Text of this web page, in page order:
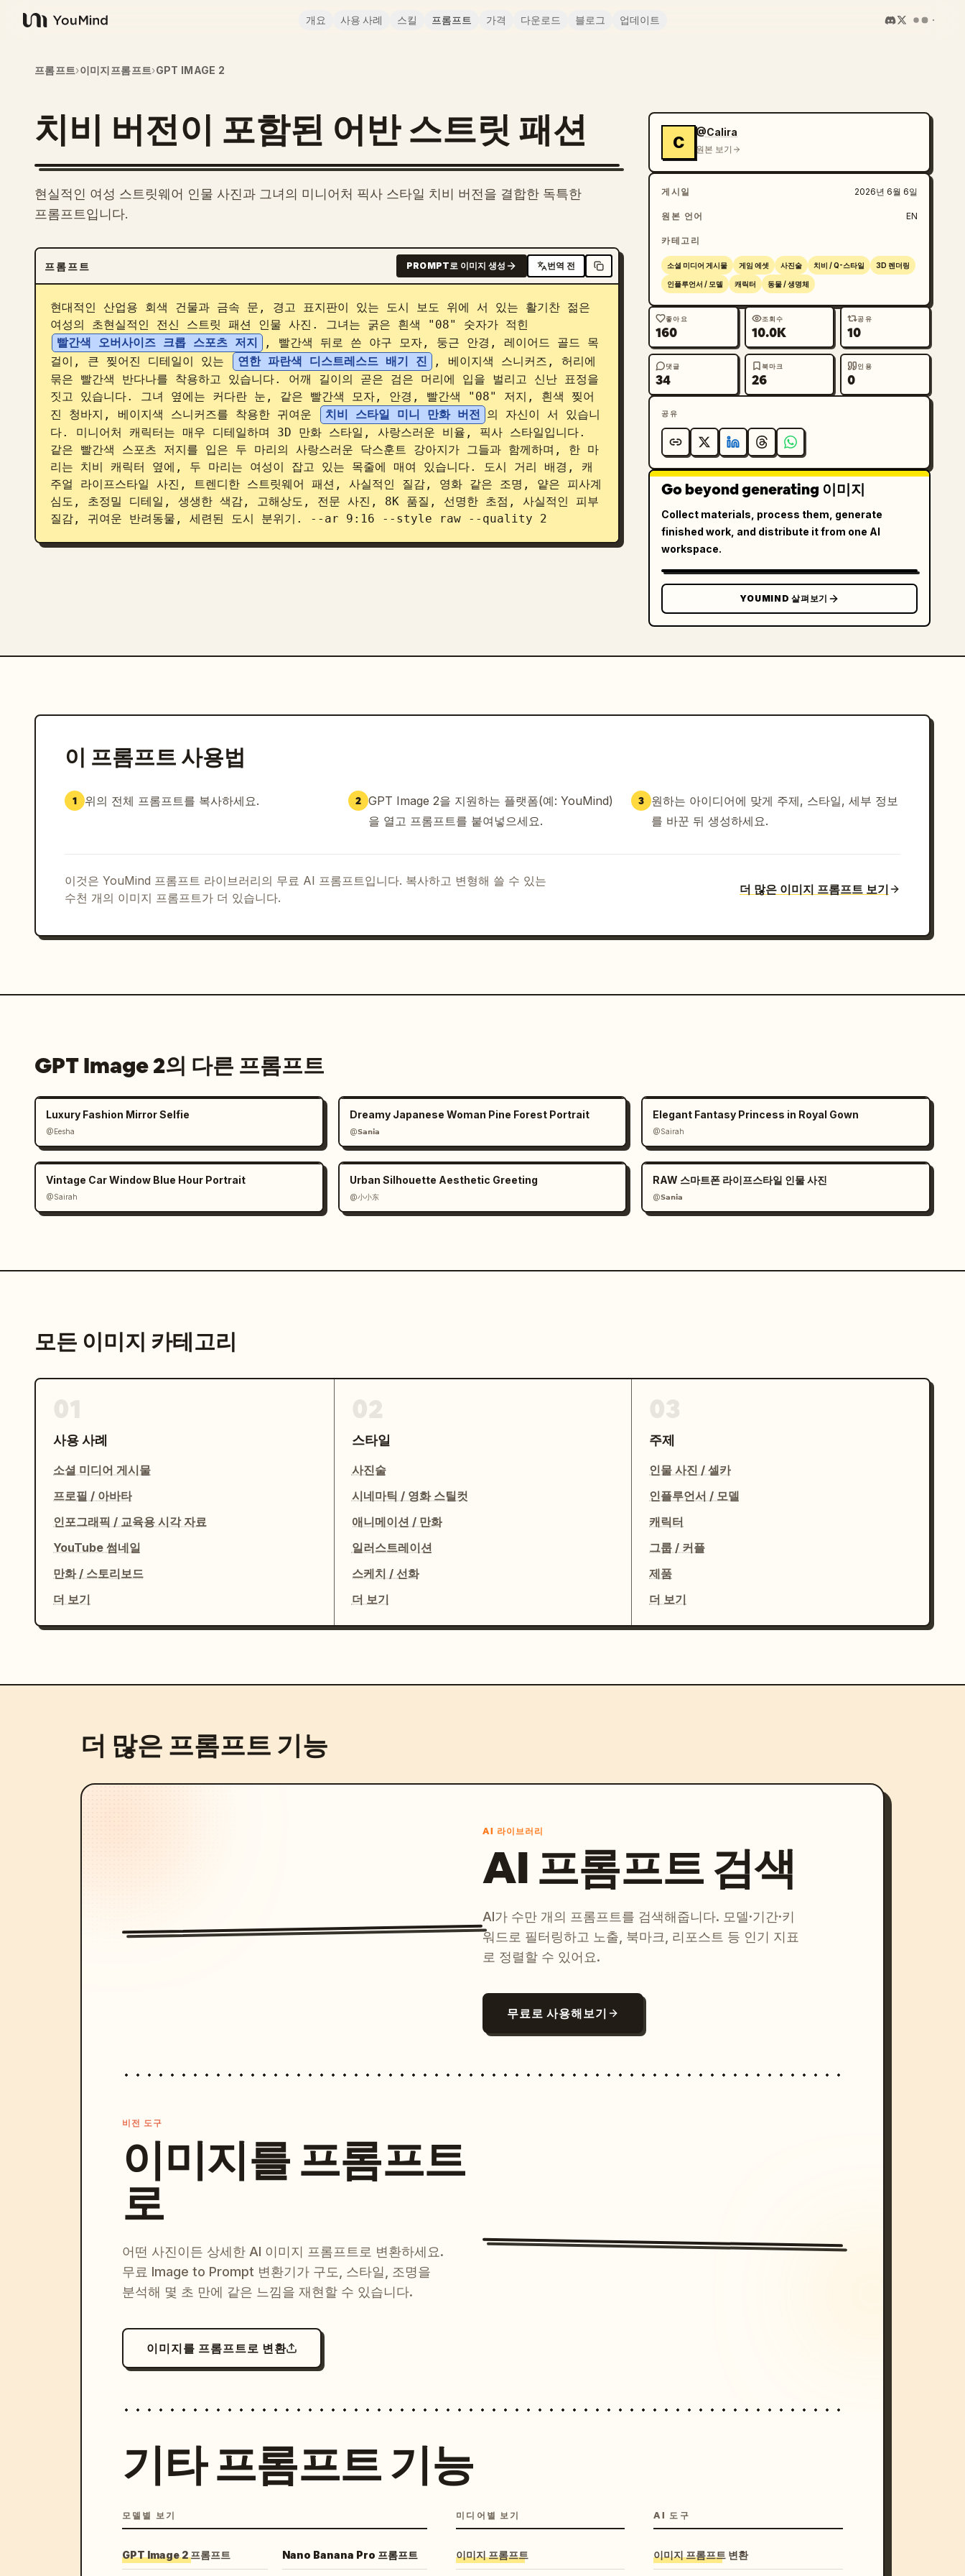
YouMind
개요 사용 사례 스킬 프롬프트 가격 다운로드 블로그 업데이트
프롬프트›이미지프롬프트›GPT IMAGE 2
치비 버전이 포함된 어반 스트릿 패션
현실적인 여성 스트릿웨어 인물 사진과 그녀의 미니어처 픽사 스타일 치비 버전을 결합한 독특한
프롬프트입니다.
프롬프트 PROMPT로 이미지 생성 번역 전
현대적인 산업용 회색 건물과 금속 문, 경고 표지판이 있는 도시 보도 위에 서 있는 활기찬 젊은
여성의 초현실적인 전신 스트릿 패션 인물 사진. 그녀는 굵은 흰색 "08" 숫자가 적힌
빨간색 오버사이즈 크롭 스포츠 저지
, 빨간색 뒤로 쓴 야구 모자, 둥근 안경, 레이어드 골드 목
걸이, 큰 찢어진 디테일이 있는
연한 파란색 디스트레스드 배기 진
, 베이지색 스니커즈, 허리에
묶은 빨간색 반다나를 착용하고 있습니다. 어깨 길이의 곧은 검은 머리에 입을 벌리고 신난 표정을
짓고 있습니다. 그녀 옆에는 커다란 눈, 같은 빨간색 모자, 안경, 빨간색 "08" 저지, 흰색 찢어
진 청바지, 베이지색 스니커즈를 착용한 귀여운
치비 스타일 미니 만화 버전
의 자신이 서 있습니
다. 미니어처 캐릭터는 매우 디테일하며 3D 만화 스타일, 사랑스러운 비율, 픽사 스타일입니다.
같은 빨간색 스포츠 저지를 입은 두 마리의 사랑스러운 닥스훈트 강아지가 그들과 함께하며, 한 마
리는 치비 캐릭터 옆에, 두 마리는 여성이 잡고 있는 목줄에 매여 있습니다. 도시 거리 배경, 캐
주얼 라이프스타일 사진, 트렌디한 스트릿웨어 패션, 사실적인 질감, 영화 같은 조명, 얕은 피사계
심도, 초정밀 디테일, 생생한 색감, 고해상도, 전문 사진, 8K 품질, 선명한 초점, 사실적인 피부
질감, 귀여운 반려동물, 세련된 도시 분위기. --ar 9:16 --style raw --quality 2
C
@Calira
원본 보기
게시일 2026년 6월 6일
원본 언어 EN
카테고리
소셜 미디어 게시물 게임 에셋 사진술 치비 / Q-스타일 3D 렌더링
인플루언서 / 모델 캐릭터 동물 / 생명체
좋아요
160
조회수
10.0K
공유
10
댓글
34
북마크
26
인용
0
공유
Go beyond generating 이미지
Collect materials, process them, generate
finished work, and distribute it from one AI
workspace.
YOUMIND 살펴보기
이 프롬프트 사용법
1 위의 전체 프롬프트를 복사하세요. 2 GPT Image 2을 지원하는 플랫폼(예: YouMind)
을 열고 프롬프트를 붙여넣으세요.
3
원하는 아이디어에 맞게 주제, 스타일, 세부 정보
를 바꾼 뒤 생성하세요.
이것은 YouMind 프롬프트 라이브러리의 무료 AI 프롬프트입니다. 복사하고 변형해 쓸 수 있는
수천 개의 이미지 프롬프트가 더 있습니다.
더 많은 이미지 프롬프트 보기
GPT Image 2의 다른 프롬프트
Luxury Fashion Mirror Selfie
@Eesha
Dreamy Japanese Woman Pine Forest Portrait
@𝗦𝗮𝗻𝗶𝗮
Elegant Fantasy Princess in Royal Gown
@Sairah
Vintage Car Window Blue Hour Portrait
@Sairah
Urban Silhouette Aesthetic Greeting
@小小东
RAW 스마트폰 라이프스타일 인물 사진
@𝗦𝗮𝗻𝗶𝗮
모든 이미지 카테고리
사용 사례
소셜 미디어 게시물
프로필 / 아바타
인포그래픽 / 교육용 시각 자료
YouTube 썸네일
만화 / 스토리보드
더 보기
스타일
사진술
시네마틱 / 영화 스틸컷
애니메이션 / 만화
일러스트레이션
스케치 / 선화
더 보기
주제
인물 사진 / 셀카
인플루언서 / 모델
캐릭터
그룹 / 커플
제품
더 보기
더 많은 프롬프트 기능
AI 라이브러리
AI 프롬프트 검색
AI가 수만 개의 프롬프트를 검색해줍니다. 모델·기간·키
워드로 필터링하고 노출, 북마크, 리포스트 등 인기 지표
로 정렬할 수 있어요.
무료로 사용해보기
비전 도구
이미지를 프롬프트
로
어떤 사진이든 상세한 AI 이미지 프롬프트로 변환하세요.
무료 Image to Prompt 변환기가 구도, 스타일, 조명을
분석해 몇 초 만에 같은 느낌을 재현할 수 있습니다.
이미지를 프롬프트로 변환
기타 프롬프트 기능
모델별 보기
GPT Image 2 프롬프트 Nano Banana Pro 프롬프트
미디어별 보기
이미지 프롬프트
AI 도구
이미지 프롬프트 변환